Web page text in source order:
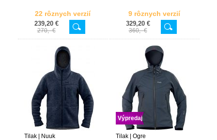
22 rôznych verzií
239,20 €
270,- €
9 rôznych verzií
329,20 €
360,- €
Tilak | Nuuk
Výpredaj
Tilak | Ogre